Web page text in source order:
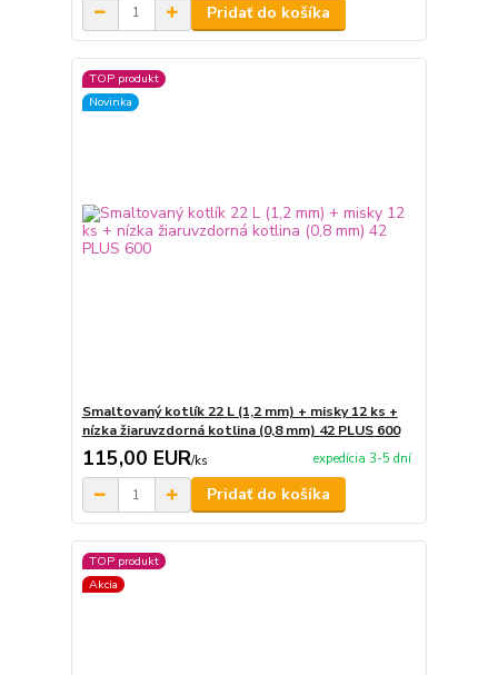
Pridať do košíka
TOP produkt
Novinka
Smaltovaný kotlík 22 L (1,2 mm) + misky 12 ks +
nízka žiaruvzdorná kotlina (0,8 mm) 42 PLUS 600
115,00 EUR/ks expedícia 3-5 dní
Pridať do košíka
TOP produkt
Akcia